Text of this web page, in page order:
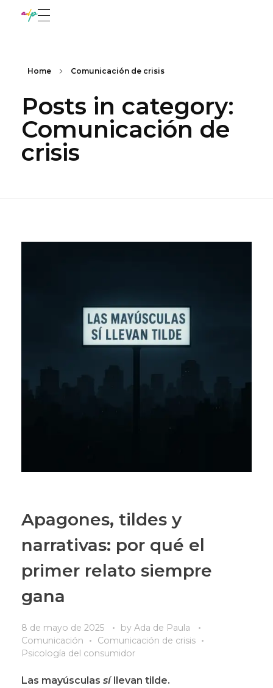
Home Comunicación de crisis
Posts in category:
Comunicación de
crisis
Apagones, tildes y
narrativas: por qué el
primer relato siempre
gana
8 de mayo de 2025 by Ada de Paula
Comunicación
Comunicación de crisis
Psicología del consumidor
Las mayúsculas síllevan tilde.